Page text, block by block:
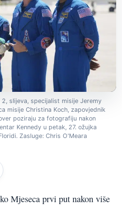
slijeva, specijalist misije Jeremy
misije Christina Koch, zapovjednik
poziraju za fotografiju nakon
Kennedy u petak, 27. ožujka
Zasluge: Chris O'Meara
Mjeseca prvi put nakon više